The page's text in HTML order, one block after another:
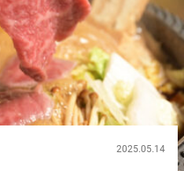
의 양념과 함께 먹는 것도 추천합
2025.05.14